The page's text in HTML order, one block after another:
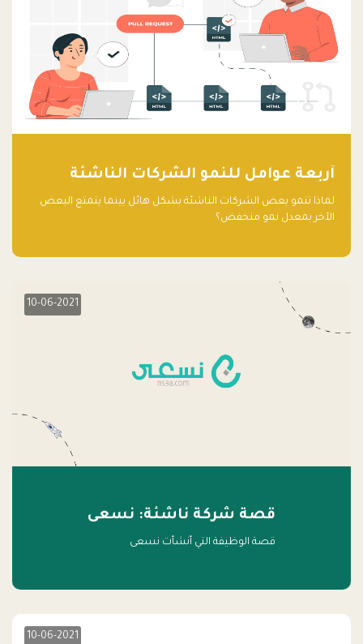
آربعة عوامل للنمو الشركات الناشئة
لماذا تنمو بعض الشركات الناشئة بشكل هائل بينما يتمتع البعض
الآخر بمعدل نمو منخفض؟
10-06-2021
قصة شركة ناشئة: نسعى
قصة الوظيفة التي أنشأت نسعى
10-06-2021